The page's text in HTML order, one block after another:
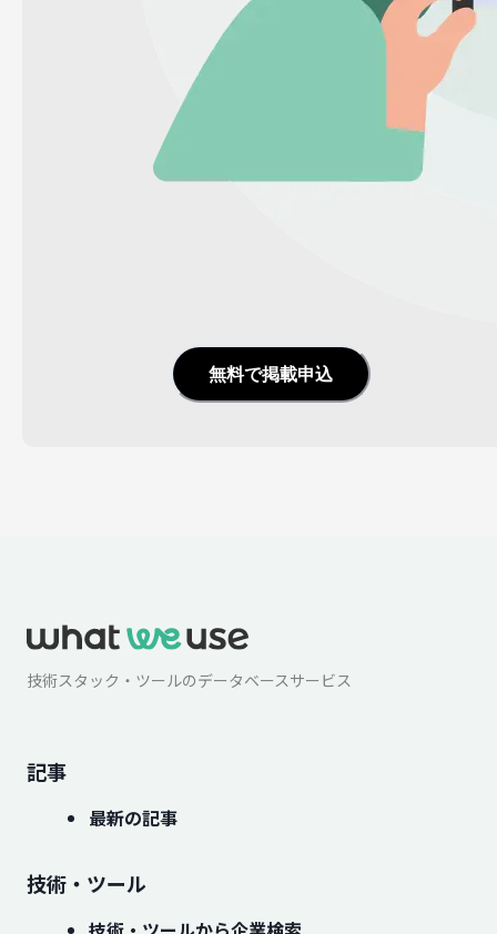
無料で掲載申込
技術スタック・ツールのデータベースサービス
記事
最新の記事
技術・ツール